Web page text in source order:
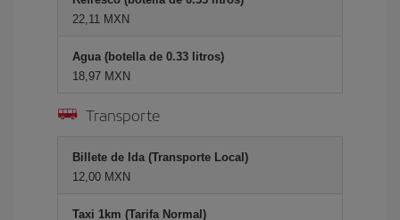
22,11 MXN
Agua (botella de 0.33 litros)
18,97 MXN
Transporte
Billete de Ida (Transporte Local)
12,00 MXN
Taxi 1km (Tarifa Normal)